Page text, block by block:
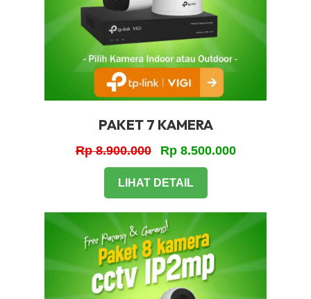
PAKET 7 KAMERA
Rp 8.900.000 Rp 8.500.000
LIHAT DETAIL